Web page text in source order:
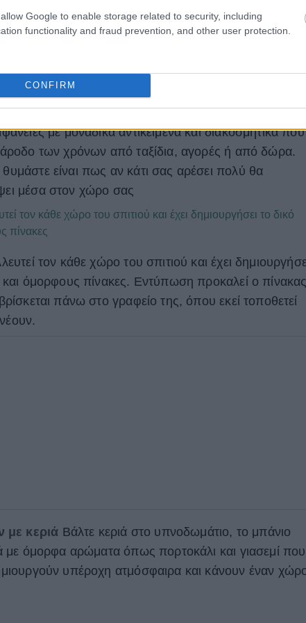
Google to enable storage related to security, including
functionality and fraud prevention, and other user protection.
CONFIRM
Διακοσμήστε τα πάντα μέσα στο σπίτι σας
με μοναδικά αντικείμενα και διακοσμητικά που
των χρόνων από ταξίδια, αγορές ή από δώρα.
είναι πως αν κάτι σας αρέσει πολύ θα
μέσα στον χώρο σας
τον κάθε χώρο του σπιτιού και έχει
και όμορφους πίνακες. Εντύπωση προκαλεί ο
πάνω στο γραφείο της, όπου εκεί τοποθετεί
με κεριά Βάλτε κεριά στο υπνοδωμάτιο, το μπάνιο
με όμορφα αρώματα όπως πορτοκάλι και γιασεμί που
υπέροχη ατμόσφαιρα και κάνουν έναν